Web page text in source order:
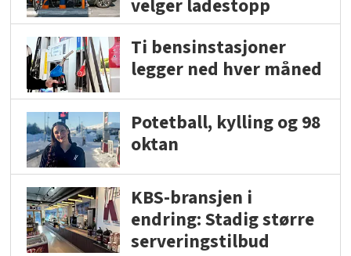
velger ladestopp
Ti bensinstasjoner
legger ned hver måned
Potetball, kylling og 98
oktan
KBS-bransjen i
endring: Stadig større
serveringstilbud